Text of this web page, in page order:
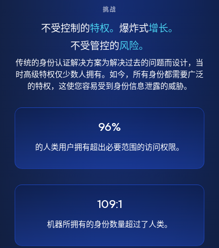
挑战
不受控制的特权。 爆炸式增长。
不受管控的风险。
传统的身份认证解决方案为解决过去的问题而设计，当
时高级特权仅少数人拥有。如今，所有身份都需要广泛
的特权，这使您容易受到身份信息泄露的威胁。
96%
的人类用户拥有超出必要范围的访问权限。
109:1
机器所拥有的身份数量超过了人类。